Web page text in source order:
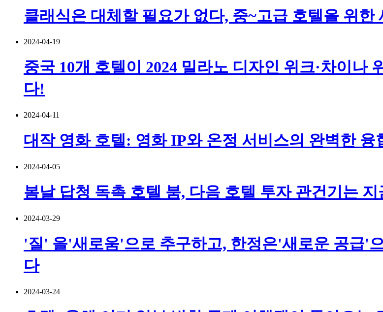
클래식은 대체할 필요가 없다, 중~고급 호텔을 위한
2024-04-19
중국 10개 호텔이 2024 밀라노 디자인 위크·차이나
다!
2024-04-11
대작 영화 호텔: 영화 IP와 온정 서비스의 완벽한 융
2024-04-05
봄날 답청 독촉 호텔 붐, 다음 호텔 투자 관건기는 지
2024-03-29
'질' 을'새로움'으로 추구하고, 한정은'새로운 공급'
다
2024-03-24